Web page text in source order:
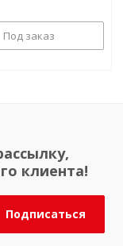
Под заказ
клиента!